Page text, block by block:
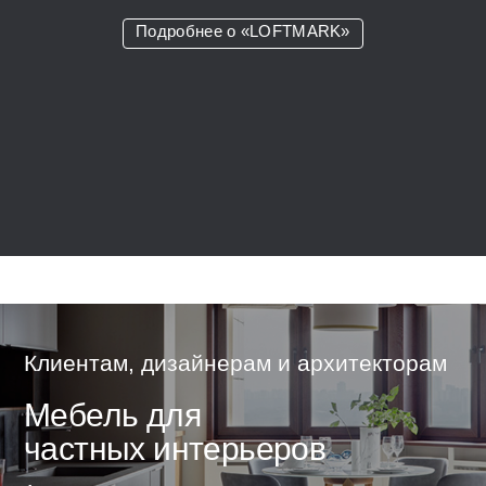
Подробнее о «LOFTMARK»
Клиентам, дизайнерам и архитекторам
Мебель для
частных интерьеров